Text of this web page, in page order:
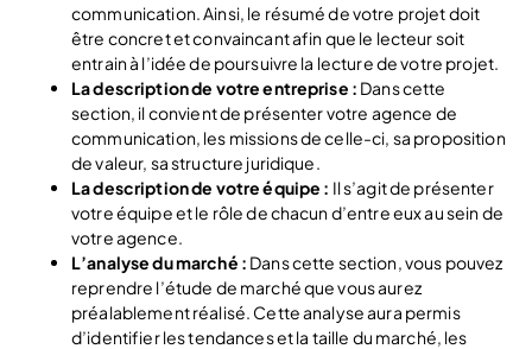
communication. Ainsi, le résumé de votre projet doit
être concret et convaincant afin que le lecteur soit
entrain à l’idée de poursuivre la lecture de votre projet.
La description de votre entreprise : Dans cette
section, il convient de présenter votre agence de
communication, les missions de celle-ci, sa proposition
de valeur, sa structure juridique.
La description de votre équipe : Il s’agit de présenter
votre équipe et le rôle de chacun d’entre eux au sein de
votre agence.
L’analyse du marché : Dans cette section, vous pouvez
reprendre l’étude de marché que vous aurez
préalablement réalisé. Cette analyse aura permis
d’identifier les tendances et la taille du marché, les